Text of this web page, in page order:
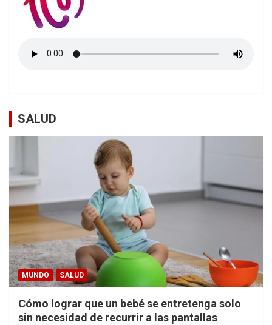
SALUD
MUNDO SALUD
Cómo lograr que un bebé se entretenga solo
sin necesidad de recurrir a las pantallas